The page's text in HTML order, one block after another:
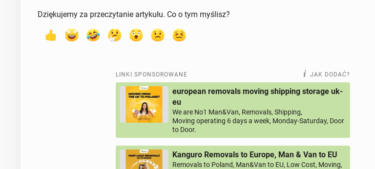
Dziękujemy za przeczytanie artykułu. Co o tym myślisz?
LINKI SPONSOROWANE JAK DODAĆ?
european removals moving shipping storage uk-
eu
We are No1 Man&Van, Removals, Shipping,
Moving operating 6 days a week, Monday-Saturday, Door
to Door.
Kanguro Removals to Europe, Man & Van to EU
Removals to Poland, Man&Van to EU, Low Cost, Moving,